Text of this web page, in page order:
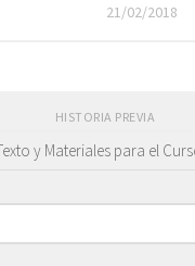
21/02/2018
HISTORIA PREVIA
y Materiales para el